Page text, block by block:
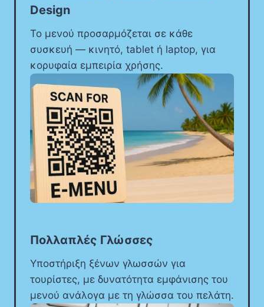
Design
Το μενού προσαρμόζεται σε κάθε
συσκευή — κινητό, tablet ή laptop, για
κορυφαία εμπειρία χρήσης.
Πολλαπλές Γλώσσες
Υποστήριξη ξένων γλωσσών για
τουρίστες, με δυνατότητα εμφάνισης του
μενού ανάλογα με τη γλώσσα του πελάτη.